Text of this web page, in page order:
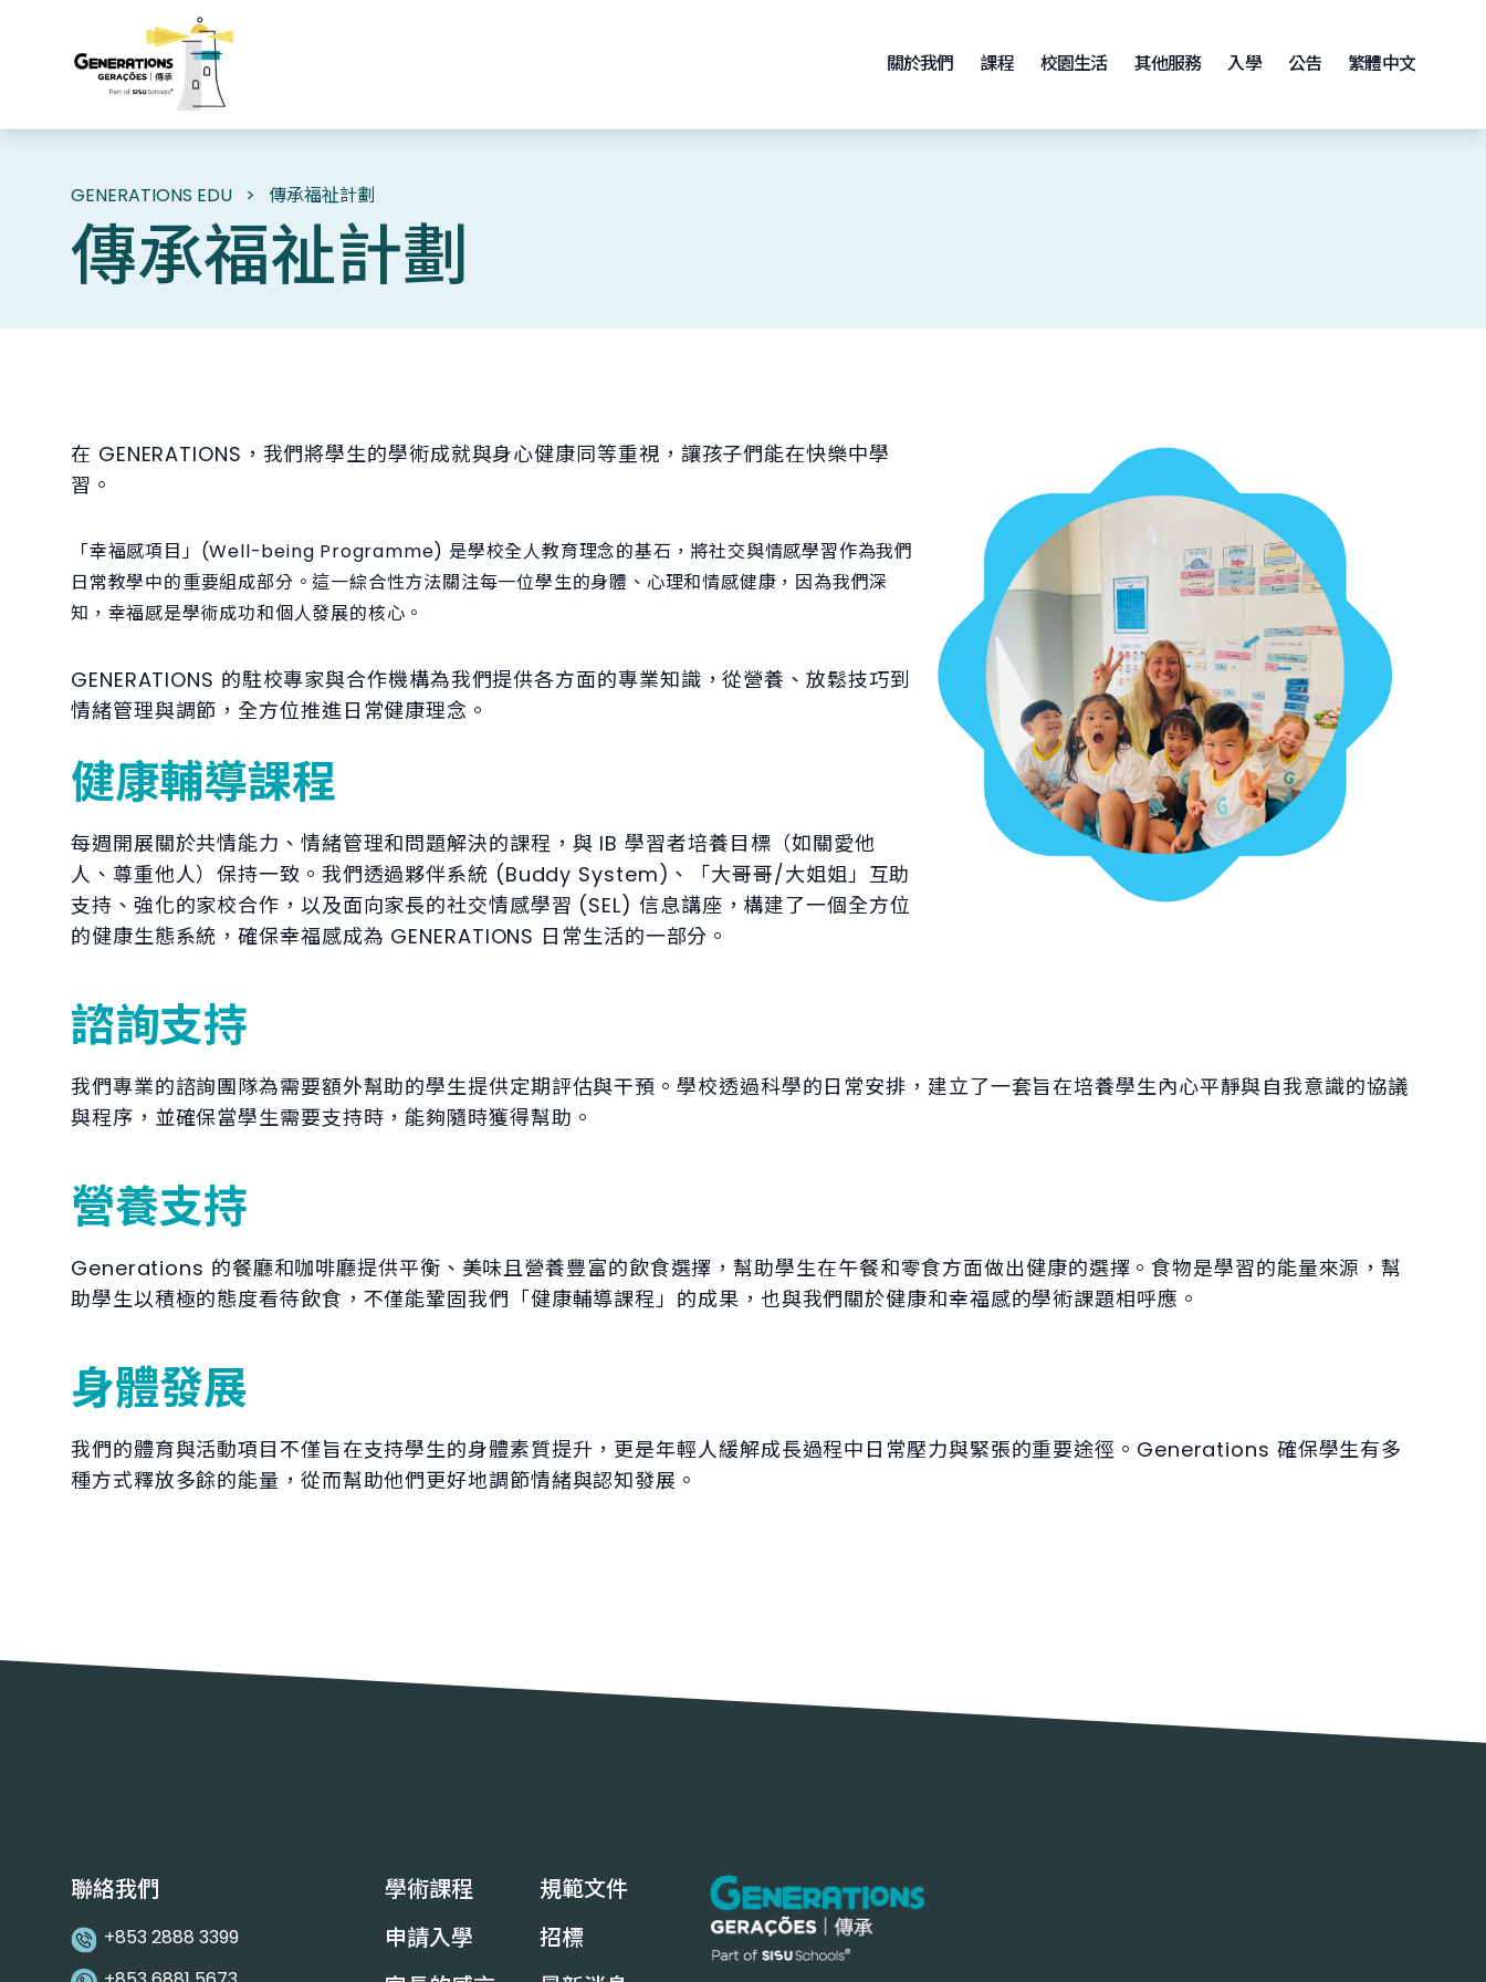
關於我們 課程 校園生活 其他服務 入學 公告 繁體中文
GENERATIONS EDU > 傳承福祉計劃
傳承福祉計劃
在 GENERATIONS，我們將學生的學術成就與身心健康同等重視，讓孩子們能在快樂中學
習。
「幸福感項目」(Well-being Programme) 是學校全人教育理念的基石，將社交與情感學習作為我們
日常教學中的重要組成部分。這一綜合性方法關注每一位學生的身體、心理和情感健康，因為我們深
知，幸福感是學術成功和個人發展的核心。
GENERATIONS 的駐校專家與合作機構為我們提供各方面的專業知識，從營養、放鬆技巧到
情緒管理與調節，全方位推進日常健康理念。
健康輔導課程
每週開展關於共情能力、情緒管理和問題解決的課程，與 IB 學習者培養目標（如關愛他
人、尊重他人）保持一致。我們透過夥伴系統 (Buddy System)、「大哥哥/大姐姐」互助
支持、強化的家校合作，以及面向家長的社交情感學習 (SEL) 信息講座，構建了一個全方位
的健康生態系統，確保幸福感成為 GENERATIONS 日常生活的一部分。
諮詢支持
我們專業的諮詢團隊為需要額外幫助的學生提供定期評估與干預。學校透過科學的日常安排，建立了一套旨在培養學生內心平靜與自我意識的協議
與程序，並確保當學生需要支持時，能夠隨時獲得幫助。
營養支持
Generations 的餐廳和咖啡廳提供平衡、美味且營養豐富的飲食選擇，幫助學生在午餐和零食方面做出健康的選擇。食物是學習的能量來源，幫
助學生以積極的態度看待飲食，不僅能鞏固我們「健康輔導課程」的成果，也與我們關於健康和幸福感的學術課題相呼應。
身體發展
我們的體育與活動項目不僅旨在支持學生的身體素質提升，更是年輕人緩解成長過程中日常壓力與緊張的重要途徑。Generations 確保學生有多
種方式釋放多餘的能量，從而幫助他們更好地調節情緒與認知發展。
聯絡我們
+853 2888 3399
學術課程
申請入學
規範文件
招標